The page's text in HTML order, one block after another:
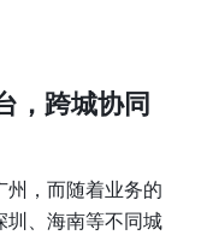
，跨城协同
州，而随着业务的
圳、海南等不同城